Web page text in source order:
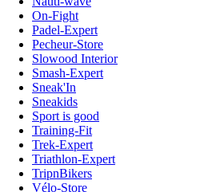
On-Fight
Padel-Expert
Pecheur-Store
Slowood Interior
Smash-Expert
Sneak'In
Sneakids
Sport is good
Training-Fit
Trek-Expert
Triathlon-Expert
TripnBikers
Vélo-Store